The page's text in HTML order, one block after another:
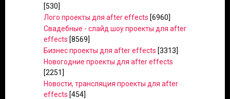
[530]
Лого проекты для after effects [6960]
Свадебные - слайд шоу проекты для after
effects [8569]
Бизнес проекты для after effects [3313]
Новогодние проекты для after effects
[2251]
Новости, трансляция проекты для after
effects [454]